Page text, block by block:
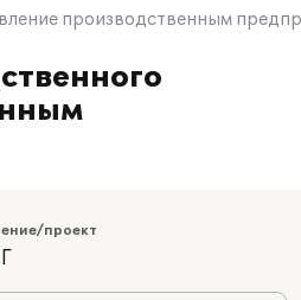
производственным
проект